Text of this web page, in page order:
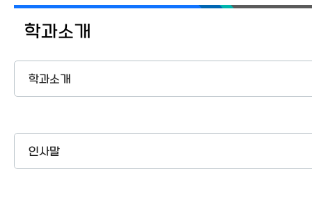
학생활동
커뮤니티
학과소개
학과소개
인사말